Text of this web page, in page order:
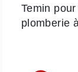
Temin
plomberie